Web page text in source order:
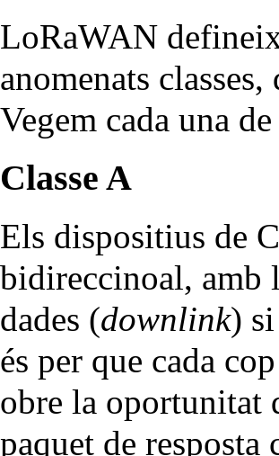
LoRaWAN
anomenats
Vegem cada una
Classe A
Els dispositius de
bidireccinoal, amb
dades (downlink)
és per que cada
obre la oportunitat
paquet de